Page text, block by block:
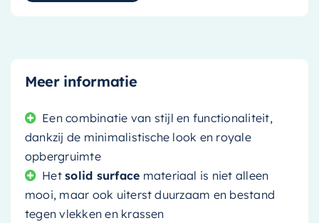
Meer informatie
Een combinatie van stijl en functionaliteit,
dankzij de minimalistische look en royale
opbergruimte
Hetsolid surface materiaal is niet alleen
mooi, maar ook uiterst duurzaam en bestand
tegen vlekken en krassen